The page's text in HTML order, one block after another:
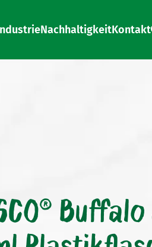
NachhaltigkeitKontakt